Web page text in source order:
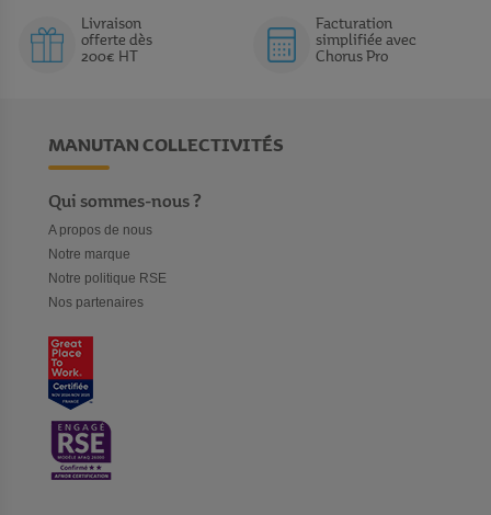
Livraison
offerte dès
200€ HT
Facturation
simplifiée avec
Chorus Pro
MANUTAN COLLECTIVITÉS
Qui sommes-nous ?
A propos de nous
Notre marque
Notre politique RSE
Nos partenaires